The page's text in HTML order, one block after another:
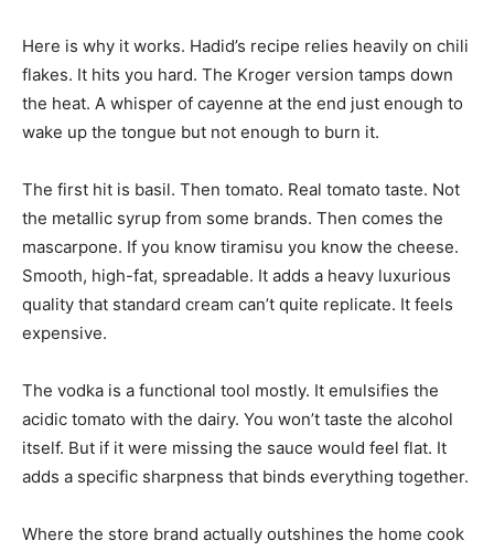
Here is why it works. Hadid’s recipe relies heavily on chili
flakes. It hits you hard. The Kroger version tamps down
the heat. A whisper of cayenne at the end just enough to
wake up the tongue but not enough to burn it.
The first hit is basil. Then tomato. Real tomato taste. Not
the metallic syrup from some brands. Then comes the
mascarpone. If you know tiramisu you know the cheese.
Smooth, high-fat, spreadable. It adds a heavy luxurious
quality that standard cream can’t quite replicate. It feels
expensive.
The vodka is a functional tool mostly. It emulsifies the
acidic tomato with the dairy. You won’t taste the alcohol
itself. But if it were missing the sauce would feel flat. It
adds a specific sharpness that binds everything together.
Where the store brand actually outshines the home cook